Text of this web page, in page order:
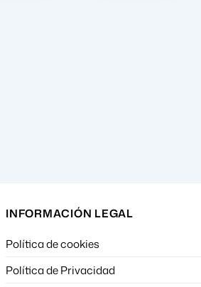
INFORMACIÓN LEGAL
Política de cookies
Política de Privacidad